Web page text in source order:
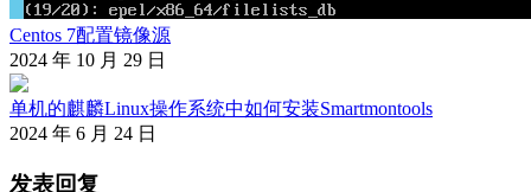
Centos 7配置镜像源
2024 年 10 月 29 日
单机的麒麟Linux操作系统中如何安装Smartmontools
2024 年 6 月 24 日
发表回复